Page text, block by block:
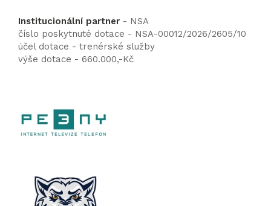
Institucionální partner - NSA
číslo poskytnuté dotace - NSA-00012/2026/2605/10
účel dotace - trenérské služby
výše dotace - 660.000,-Kč